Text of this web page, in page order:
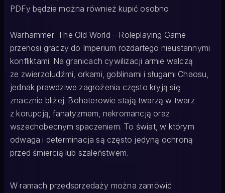
PDFy będzie można również kupić osobno.
Warhammer: The Old World – Roleplaying Game
przenosi graczy do Imperium rozdartego nieustannymi
konfliktami. Na granicach cywilizacji armie walczą
ze zwierzoludźmi, orkami, goblinami i sługami Chaosu,
jednak prawdziwe zagrożenia często kryją się
znacznie bliżej. Bohaterowie stają twarzą w twarz
z korupcją, fanatyzmem, nekromancją oraz
wszechobecnym spaczeniem. To świat, w którym
odwaga i determinacja są często jedyną ochroną
przed śmiercią lub szaleństwem.
W ramach przedsprzedaży można zamówić